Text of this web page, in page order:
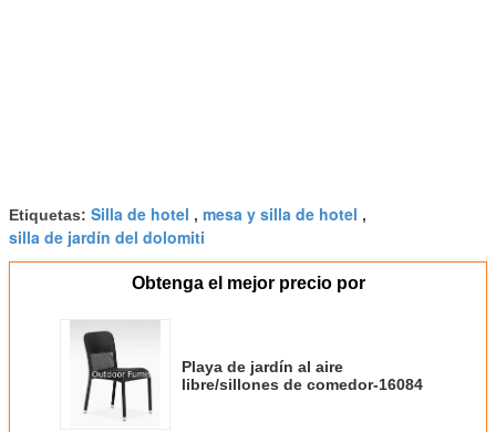
Etiquetas: Silla de hotel , mesa y silla de hotel ,
silla de jardín del dolomiti
Obtenga el mejor precio por
Playa de jardín al aire
libre/sillones de comedor-16084